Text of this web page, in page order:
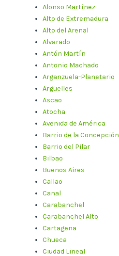
Alonso Martínez
Alto de Extremadura
Alto del Arenal
Alvarado
Antón Martín
Antonio Machado
Arganzuela-Planetario
Argüelles
Ascao
Atocha
Avenida de América
Barrio de la Concepción
Barrio del Pilar
Bilbao
Buenos Aires
Callao
Canal
Carabanchel
Carabanchel Alto
Cartagena
Chueca
Ciudad Lineal